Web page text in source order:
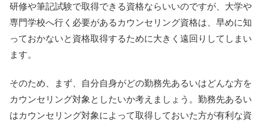
研修や筆記試験で取得できる資格ならいいのですが、大学や
専門学校へ行く必要があるカウンセリング資格は、早めに知
っておかないと資格取得するために大きく遠回りしてしまい
ます。
そのため、まず、自分自身がどの勤務先あるいはどんな方を
カウンセリング対象としたいか考えましょう。勤務先あるい
はカウンセリング対象によって取得しておいた方が有利な資